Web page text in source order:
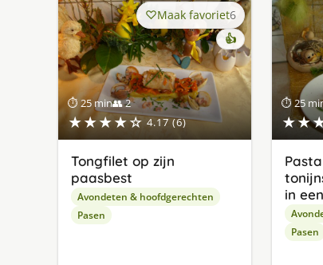
⏱ 25 min👥 2
★★★★☆ 4.17 (6)
Maak favoriet6
👍
Tongfilet op zijn
paasbest
Avondeten & hoofdgerechten
Pasen
⏱ 25
in
Pasen